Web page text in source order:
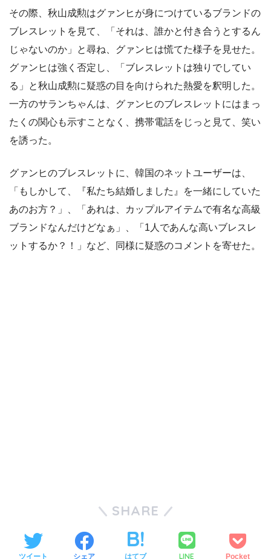
その際、秋山成勲はグァンヒが身につけているブランドの
ブレスレットを見て、「それは、誰かと付き合うとするん
じゃないのか」と尋ね、グァンヒは慌てた様子を見せた。
グァンヒは強く否定し、「ブレスレットは独りでしてい
る」と秋山成勲に疑惑の目を向けられた熱愛を釈明した。
一方のサランちゃんは、グァンヒのブレスレットにはまっ
たくの関心も示すことなく、携帯電話をじっと見て、笑い
を誘った。
グァンヒのブレスレットに、韓国のネットユーザーは、
「もしかして、『私たち結婚しました』を一緒にしていた
あのお方？」、「あれは、カップルアイテムで有名な高級
ブランドなんだけどなぁ」、「​​1人であんな高いブレスレ
ットするか？！」など、同様に疑惑のコメントを寄せた。
SHARE
ツイート シェア はてブ LINE Pocket